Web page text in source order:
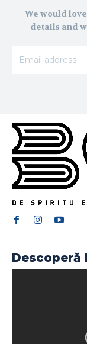
We would
details and
Descoperă